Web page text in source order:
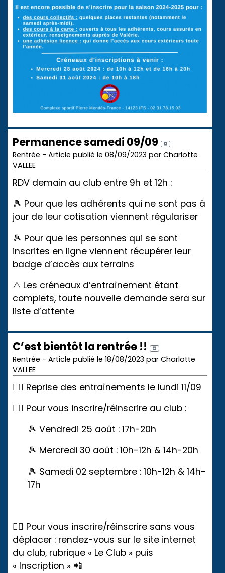
Permanence samedi 09/09
Rentrée - Article publié le 08/09/2023 par Charlotte
VALLEE
RDV demain au club entre 9h et 12h :
🎾 Pour que les adhérents qui ne sont pas à
jour de leur cotisation viennent régulariser
🎾 Pour que les personnes qui se sont
inscrites en ligne viennent récupérer leur
badge d’accès aux terrains
⚠️ Les créneaux d’entraînement étant
complets, toute nouvelle demande sera sur
liste d’attente
C’est bientôt la rentrée !!
Rentrée - Article publié le 18/08/2023 par Charlotte
VALLEE
👉🏼 Reprise des entraînements le lundi 11/09
👉🏼 Pour vous inscrire/réinscrire au club :
🎾 Vendredi 25 août : 17h-20h
🎾 Mercredi 30 août : 10h-12h & 14h-20h
🎾 Samedi 02 septembre : 10h-12h & 14h-
17h
👉🏼 Pour vous inscrire/réinscrire sans vous
déplacer : rendez-vous sur le site internet
du club, rubrique « Le Club » puis
« Inscription » 📲